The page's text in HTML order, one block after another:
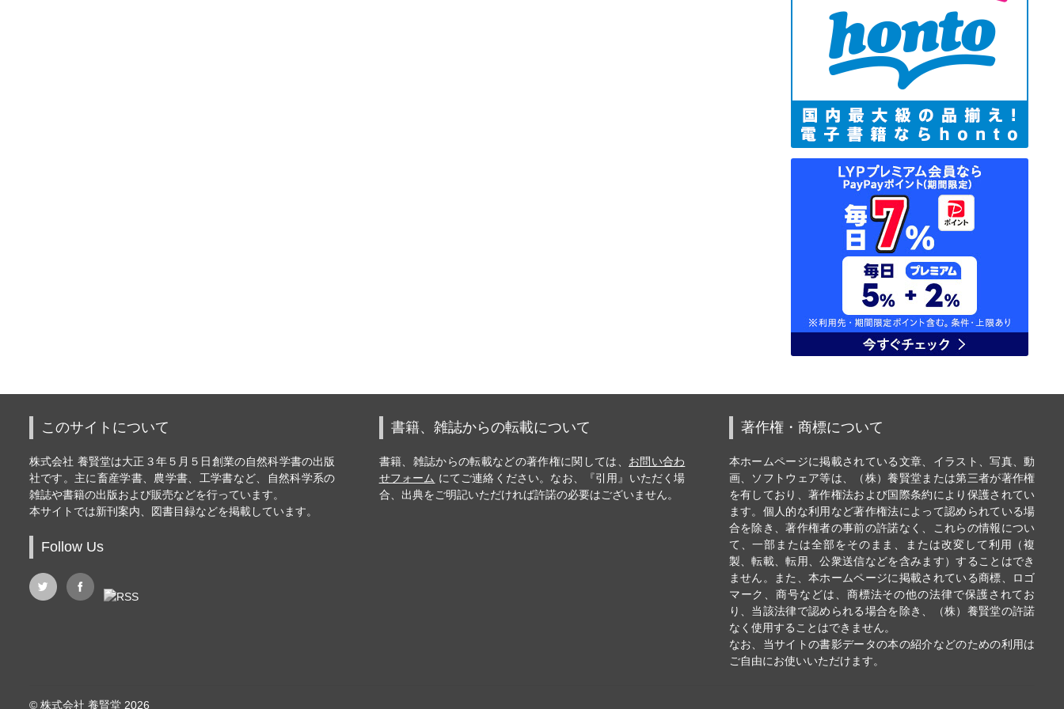
このサイトについて
株式会社 養賢堂は大正３年５月５日創業の自然科学書の出版
社です。主に畜産学書、農学書、工学書など、自然科学系の
雑誌や書籍の出版および販売などを行っています。
本サイトでは新刊案内、図書目録などを掲載しています。
Follow Us
書籍、雑誌からの転載について
書籍、雑誌からの転載などの著作権に関しては、 お問い合わ
せフォーム にてご連絡ください。なお、『引用』いただく場
合、出典をご明記いただければ許諾の必要はございません。
著作権・商標について
本ホームページに掲載されている文章、イラスト、写真、動
画、ソフトウェア等は、（株）養賢堂または第三者が著作権
を有しており、著作権法および国際条約により保護されてい
ます。個人的な利用など著作権法によって認められている場
合を除き、著作権者の事前の許諾なく、これらの情報につい
て、一部または全部をそのまま、または改変して利用（複
製、転載、転用、公衆送信などを含みます）することはでき
ません。また、本ホームページに掲載されている商標、ロゴ
マーク、商号などは、商標法その他の法律で保護されてお
り、当該法律で認められる場合を除き、（株）養賢堂の許諾
なく使用することはできません。
なお、当サイトの書影データの本の紹介などのための利用は
ご自由にお使いいただけます。
© 株式会社 養賢堂 2026